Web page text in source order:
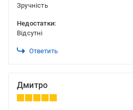
Зручність
Недостатки:
Відсутні
Ответить
Дмитро